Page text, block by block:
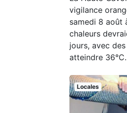
vigilance
samedi 8 août
chaleurs
jours, avec
atteindre 36°C.
Locales